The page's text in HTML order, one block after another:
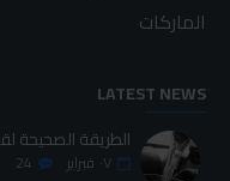
الماركات
LATEST NEWS
الطريقة الصحيحة
٠٧ فبراير 24